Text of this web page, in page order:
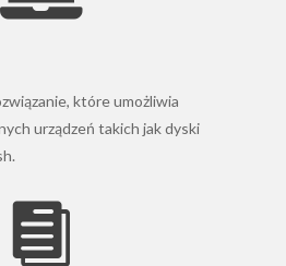
które umożliwia
urządzeń takich jak dyski
